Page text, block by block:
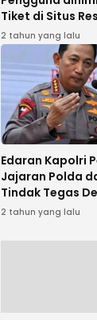
Tiket di Situs
Tiketcom
2 tahun yang lalu
Edaran Kapolri
Jajaran Polda
Tindak Tegas
Collector
2 tahun yang lalu